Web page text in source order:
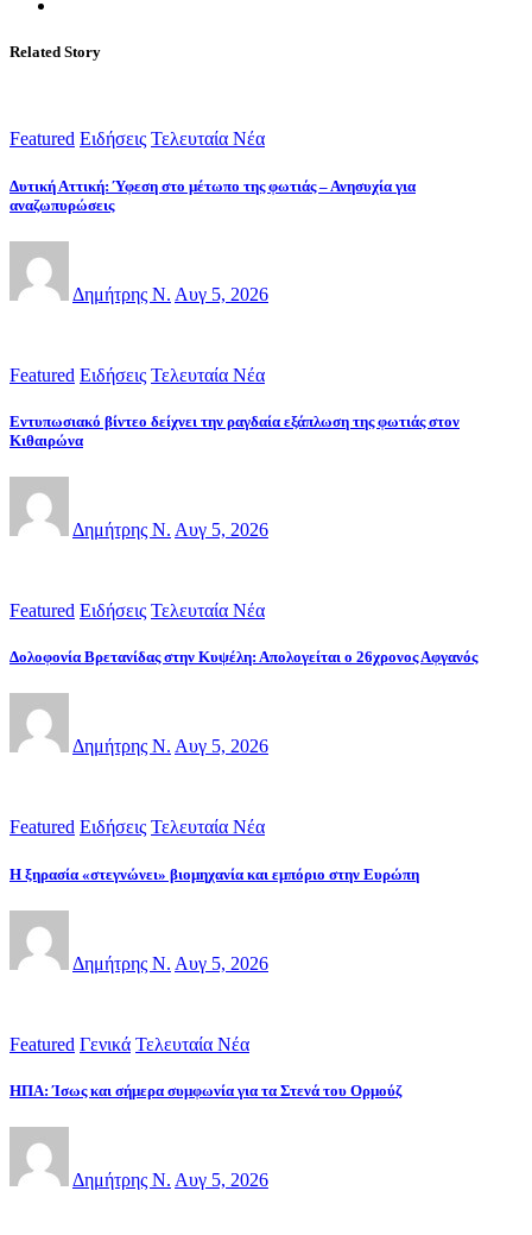
Related Story
Featured Ειδήσεις Τελευταία Νέα
Δυτική Αττική: Ύφεση στο μέτωπο της φωτιάς – Ανησυχία για
αναζωπυρώσεις
Δημήτρης Ν. Αυγ 5, 2026
Featured Ειδήσεις Τελευταία Νέα
Εντυπωσιακό βίντεο δείχνει την ραγδαία εξάπλωση της φωτιάς στον
Κιθαιρώνα
Δημήτρης Ν. Αυγ 5, 2026
Featured Ειδήσεις Τελευταία Νέα
Δολοφονία Βρετανίδας στην Κυψέλη: Απολογείται ο 26χρονος Αφγανός
Δημήτρης Ν. Αυγ 5, 2026
Featured Ειδήσεις Τελευταία Νέα
Η ξηρασία «στεγνώνει» βιομηχανία και εμπόριο στην Ευρώπη
Δημήτρης Ν. Αυγ 5, 2026
Featured Γενικά Τελευταία Νέα
ΗΠΑ: Ίσως και σήμερα συμφωνία για τα Στενά του Ορμούζ
Δημήτρης Ν. Αυγ 5, 2026